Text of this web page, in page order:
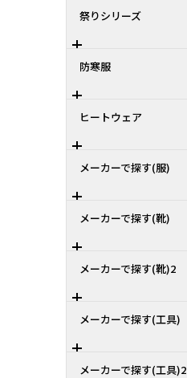
祭りシリーズ
防寒服
ヒートウェア
メーカーで探す(服)
メーカーで探す(靴)
メーカーで探す(靴)2
メーカーで探す(工具)
メーカーで探す(工具)2